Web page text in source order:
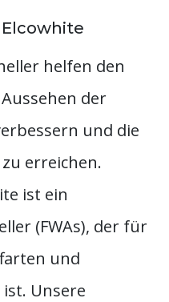
helfen den
der
und die
erreichen.
ist ein
(FWAs), der für
und
Unsere